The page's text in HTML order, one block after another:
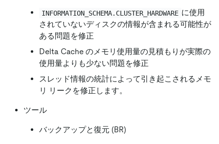
INFORMATION_SCHEMA.CLUSTER_HARDWARE に使用
されていないディスクの情報が含まれる可能性が
ある問題を修正
Delta Cache のメモリ使用量の見積もりが実際の
使用量よりも少ない問題を修正
スレッド情報の統計によって引き起こされるメモ
リ リークを修正します。
ツール
バックアップと復元 (BR)